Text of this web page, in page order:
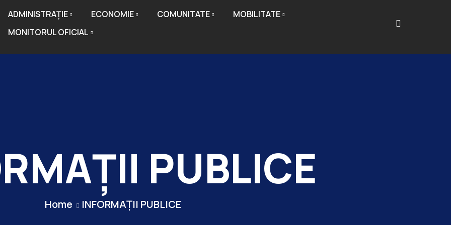
ADMINISTRAȚIE ECONOMIE COMUNITATE
MOBILITATE
MONITORUL OFICIAL
PUBLICE
Home INFORMAȚII PUBLICE